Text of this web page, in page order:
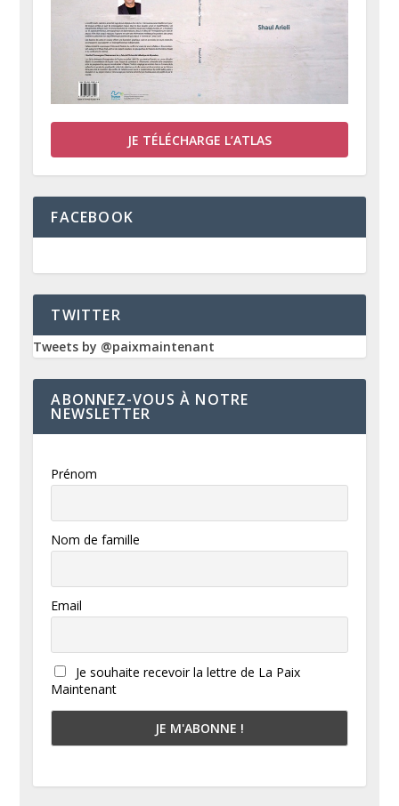
JE TÉLÉCHARGE L’ATLAS
FACEBOOK
TWITTER
Tweets by @paixmaintenant
ABONNEZ-VOUS À NOTRE
NEWSLETTER
Prénom
Nom de famille
Email
Je souhaite recevoir la lettre de La Paix
Maintenant